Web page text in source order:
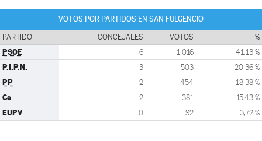
VOTOS POR PARTIDOS EN SAN FULGENCIO
PARTIDO CONCEJALES VOTOS %
PSOE 6 1.016 41,13 %
P.I.P.N. 3 503 20,36 %
PP 2 454 18,38 %
Cs 2 381 15,43 %
EUPV 0 92 3,72 %